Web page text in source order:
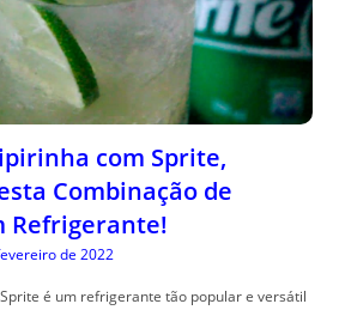
com Sprite,
Combinação de
Refrigerante!
de 2022
é um refrigerante tão popular e versátil